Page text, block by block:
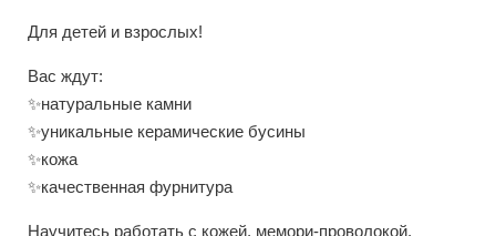
Для детей и взрослых!
Вас ждут:
✨натуральные камни
✨уникальные керамические бусины
✨кожа
✨качественная фурнитура
Научитесь работать с кожей, мемори-проволокой,